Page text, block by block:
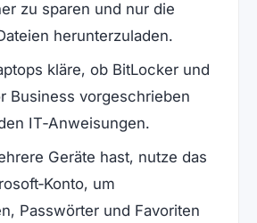
zu sparen und nur die
herunterzuladen.
kläre, ob BitLocker und
Business vorgeschrieben
IT‑Anweisungen.
Geräte hast, nutze das
um
Passwörter und Favoriten